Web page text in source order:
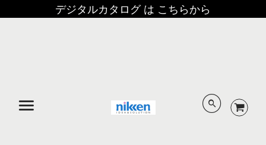
デジタルカタログ は こちらから